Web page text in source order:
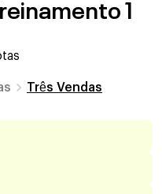
1
Três Vendas